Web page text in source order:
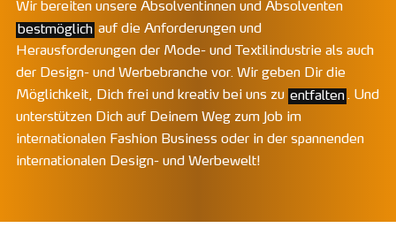
Wir bereiten unsere Absolventinnen und Absolventen
bestmöglich auf die Anforderungen und
Herausforderungen der Mode- und Textilindustrie als auch
der Design- und Werbebranche vor. Wir geben Dir die
Möglichkeit, Dich frei und kreativ bei uns zu entfalten . Und
unterstützen Dich auf Deinem Weg zum Job im
internationalen Fashion Business oder in der spannenden
internationalen Design- und Werbewelt!